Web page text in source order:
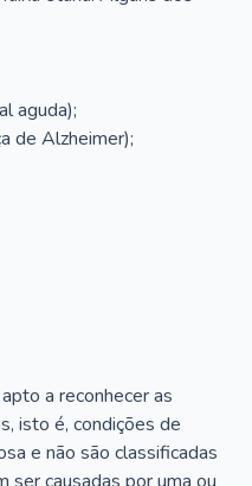
aguda);
de Alzheimer);
a reconhecer as
isto é, condições de
e não são classificadas